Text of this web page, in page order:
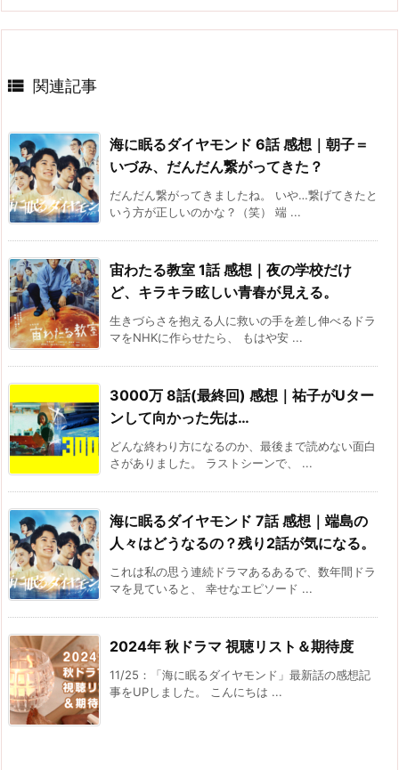
 関連記事
海に眠るダイヤモンド 6話 感想｜朝子＝
いづみ、だんだん繋がってきた？
だんだん繋がってきましたね。 いや…繋げてきたと
いう方が正しいのかな？（笑） 端 ...
宙わたる教室 1話 感想｜夜の学校だけ
ど、キラキラ眩しい青春が見える。
生きづらさを抱える人に救いの手を差し伸べるドラ
マをNHKに作らせたら、 もはや安 ...
3000万 8話(最終回) 感想｜祐子がUター
ンして向かった先は…
どんな終わり方になるのか、最後まで読めない面白
さがありました。 ラストシーンで、 ...
海に眠るダイヤモンド 7話 感想｜端島の
人々はどうなるの？残り2話が気になる。
これは私の思う連続ドラマあるあるで、数年間ドラ
マを見ていると、 幸せなエピソード ...
2024年 秋ドラマ 視聴リスト＆期待度
11/25：「海に眠るダイヤモンド」最新話の感想記
事をUPしました。 こんにちは ...